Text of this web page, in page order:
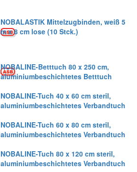
NOBALASTIK Mittelzugbinden, weiß 5
m x 8 cm lose (10 Stck.)
NOBALINE-Betttuch 80 x 250 cm,
aluminiumbeschichtetes Betttuch
NOBALINE-Tuch 40 x 60 cm steril,
aluminiumbeschichtetes Verbandtuch
NOBALINE-Tuch 60 x 80 cm steril,
aluminiumbeschichtetes Verbandtuch
NOBALINE-Tuch 80 x 120 cm steril,
aluminiumbeschichtetes Verbandtuch